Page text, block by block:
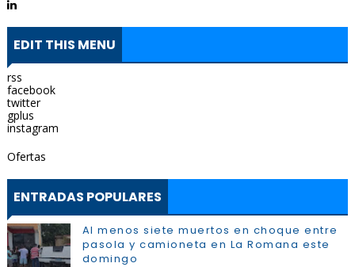
EDIT THIS MENU
rss
facebook
twitter
gplus
instagram
Ofertas
ENTRADAS POPULARES
Al menos siete muertos en choque entre
pasola y camioneta en La Romana este
domingo